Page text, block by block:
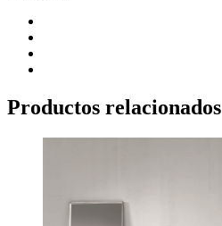
Productos relacionados